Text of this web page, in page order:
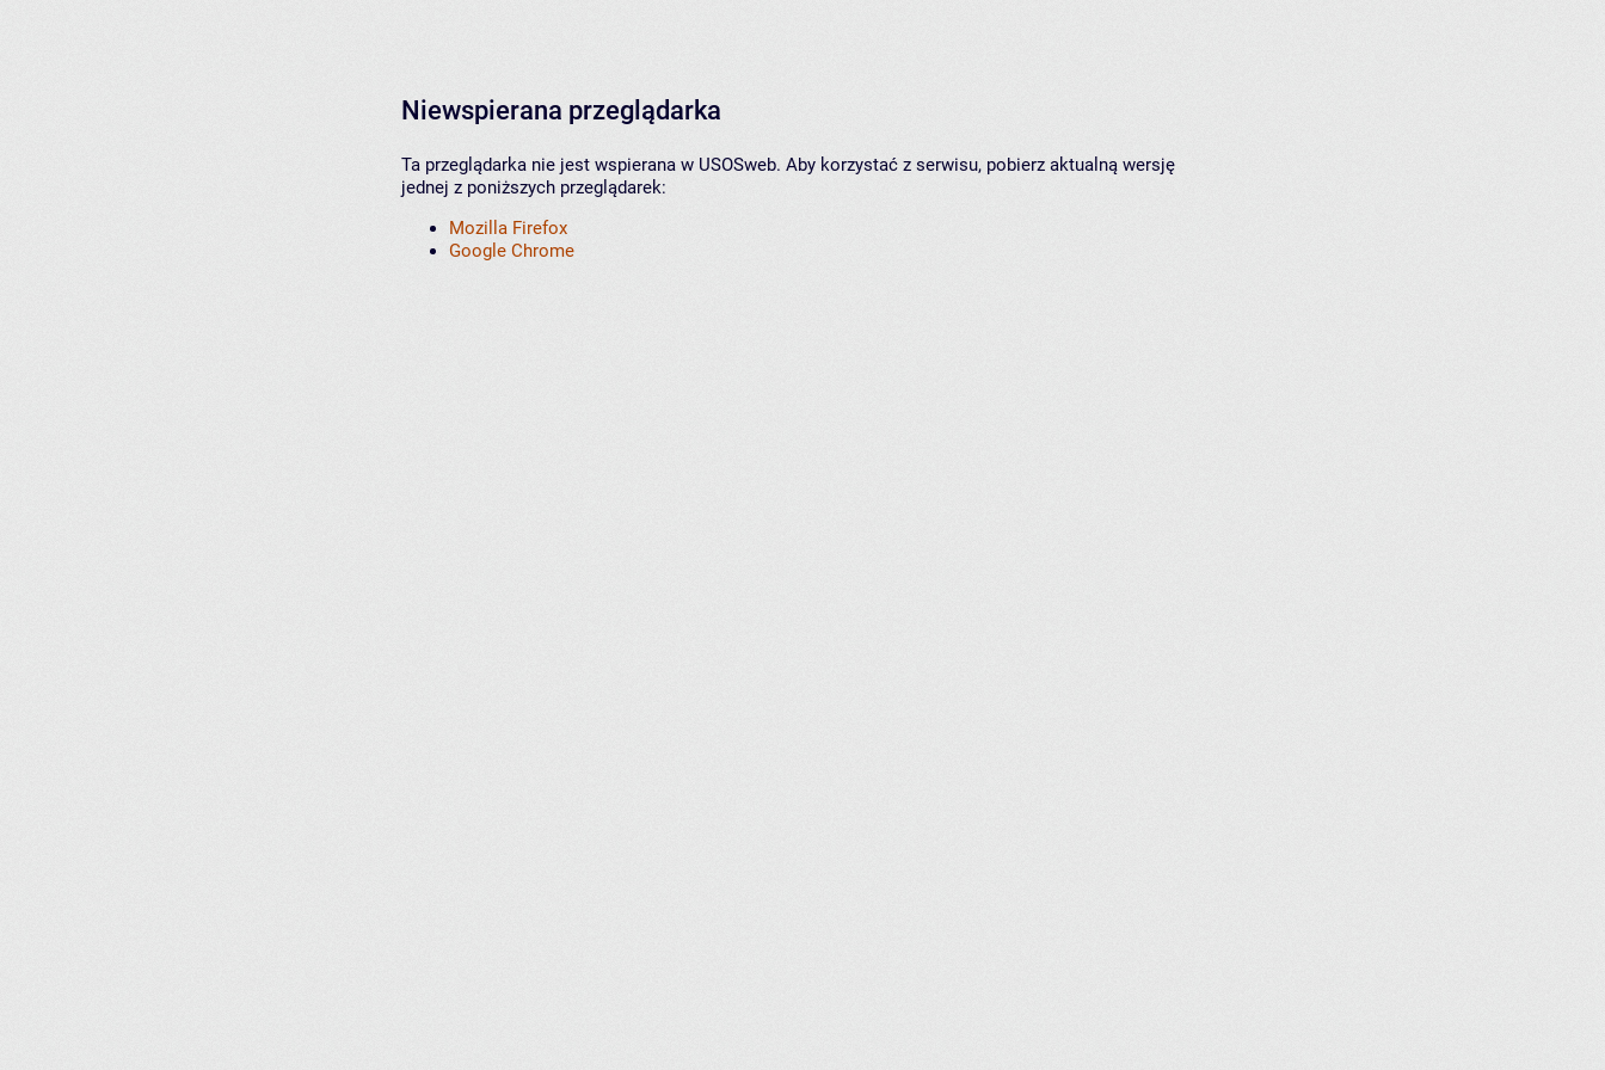
Niewspierana przeglądarka
Ta przeglądarka nie jest wspierana w USOSweb. Aby korzystać z serwisu, pobierz aktualną wersję
jednej z poniższych przeglądarek:
Mozilla Firefox
Google Chrome